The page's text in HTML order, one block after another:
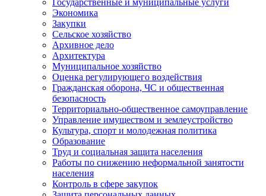
Государственные и муниципальные услуги
Экономика
Закупки
Сельское хозяйство
Архивное дело
Архитектура
Муниципальное хозяйство
Оценка регулирующего воздействия
Гражданская оборона, ЧС и общественная
безопасность
Территориально-общественное самоуправление
Управление имуществом и землеустройство
Культура, спорт и молодежная политика
Образование
Труд и социальная защита населения
Работы по снижению неформальной занятости
населения
Контроль в сфере закупок